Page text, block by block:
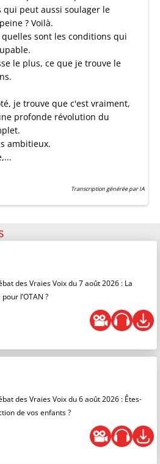
peut aussi soulager le
? Voilà.
sont les conditions qui
le plus, ce que je trouve le
je trouve que c'est vraiment,
profonde révolution du
ambitieux.
Transcription générée par IA
des Vraies Voix du 7 août 2026 : La
l’OTAN ?
des Vraies Voix du 6 août 2026 : Êtes-
de vos enfants ?